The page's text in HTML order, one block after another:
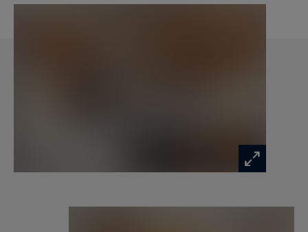
une salle d’eau. Cette configuration permet
l’expérience : une piscine intérieure chauffée et